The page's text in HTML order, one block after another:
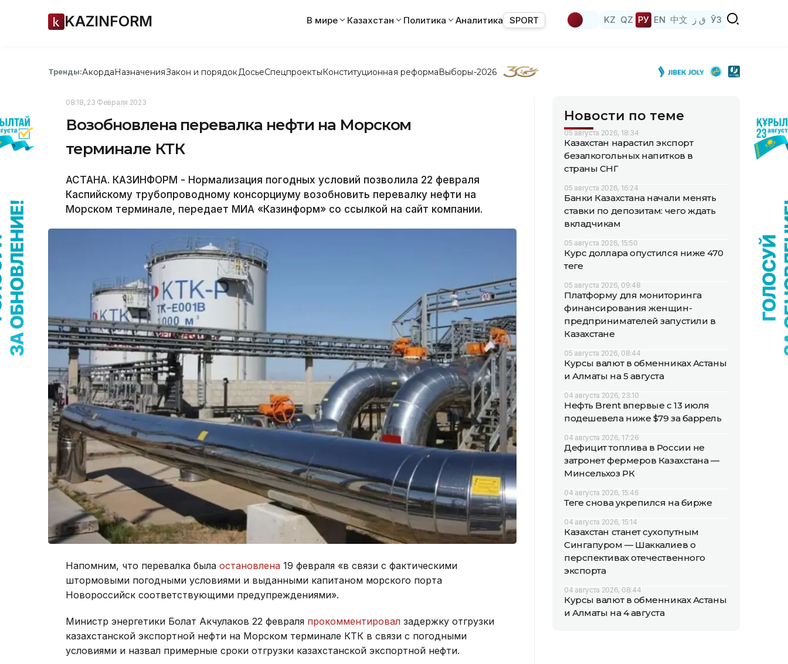
KAZINFORM В мире Казахстан Политика Аналитика SPORT KZ QZ РУ EN 中文 ق ز ЎЗ
Тренды:АкордаНазначенияЗакон и порядок ДосьеСпецпроектыКонституционная реформаВыборы-2026
08:18, 23 Февраля 2023
Возобновлена перевалка нефти на Морском
терминале КТК
АСТАНА. КАЗИНФОРМ - Нормализация погодных условий позволила 22 февраля
Каспийскому трубопроводному консорциуму возобновить перевалку нефти на
Морском терминале, передает МИА «Казинформ» со ссылкой на сайт компании.
Напомним, что перевалка была остановлена 19 февраля «в связи с фактическими
штормовыми погодными условиями и выданными капитаном морского порта
Новороссийск соответствующими предупреждениями».
Министр энергетики Болат Акчулаков 22 февраля прокомментировал задержку отгрузки
казахстанской экспортной нефти на Морском терминале КТК в связи с погодными
условиями и назвал примерные сроки отгрузки казахстанской экспортной нефти.
Новости по теме
05 августа 2026, 18:34
Казахстан нарастил экспорт
безалкогольных напитков в
страны СНГ
05 августа 2026, 16:24
Банки Казахстана начали менять
ставки по депозитам: чего ждать
вкладчикам
05 августа 2026, 15:50
Курс доллара опустился ниже 470
теңге
05 августа 2026, 09:48
Платформу для мониторинга
финансирования женщин-
предпринимателей запустили в
Казахстане
05 августа 2026, 08:44
Курсы валют в обменниках Астаны
и Алматы на 5 августа
04 августа 2026, 23:10
Нефть Brent впервые с 13 июля
подешевела ниже $79 за баррель
04 августа 2026, 17:26
Дефицит топлива в России не
затронет фермеров Казахстана —
Минсельхоз РК
04 августа 2026, 15:46
Теңге снова укрепился на бирже
04 августа 2026, 15:14
Казахстан станет сухопутным
Сингапуром — Шаккалиев о
перспективах отечественного
экспорта
04 августа 2026, 08:44
Курсы валют в обменниках Астаны
и Алматы на 4 августа